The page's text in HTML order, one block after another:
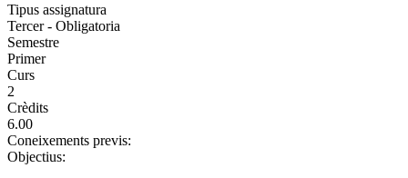
Tipus assignatura
Tercer - Obligatoria
Semestre
Primer
Curs
2
Crèdits
6.00
Coneixements previs:
Objectius: